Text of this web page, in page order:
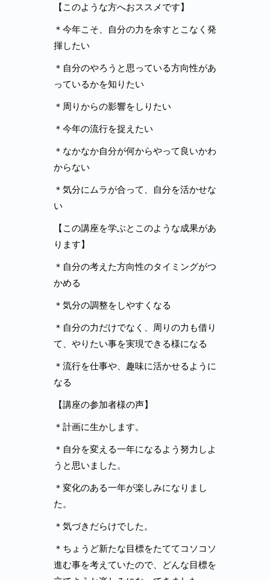
【このような方へおススメです】
＊今年こそ、自分の力を余すとこなく発
揮したい
＊自分のやろうと思っている方向性があ
っているかを知りたい
＊周りからの影響をしりたい
＊今年の流行を捉えたい
＊なかなか自分が何からやって良いかわ
からない
＊気分にムラが合って、自分を活かせな
い
【この講座を学ぶとこのような成果があ
ります】
＊自分の考えた方向性のタイミングがつ
かめる
＊気分の調整をしやすくなる
＊自分の力だけでなく、周りの力も借り
て、やりたい事を実現できる様になる
＊流行を仕事や、趣味に活かせるように
なる
【講座の参加者様の声】
＊計画に生かします。
＊自分を変える一年になるよう努力しよ
うと思いました。
＊変化のある一年が楽しみになりまし
た。
＊気づきだらけでした。
＊ちょうど新たな目標をたててコソコソ
進む事を考えていたので、どんな目標を